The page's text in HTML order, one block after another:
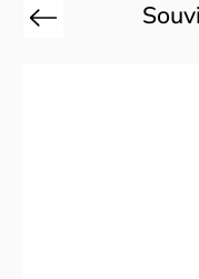
Previous